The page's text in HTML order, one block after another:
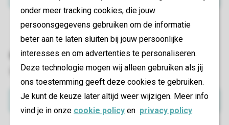
onder meer tracking cookies, die jouw
persoonsgegevens gebruiken om de informatie
beter aan te laten sluiten bij jouw persoonlijke
interesses en om advertenties te personaliseren.
Deze technologie mogen wij alleen gebruiken als jij
ons toestemming geeft deze cookies te gebruiken.
Je kunt de keuze later altijd weer wijzigen. Meer info
vind je in onze cookie policy en privacy policy.
Inschrijven
Enthousiast geworden? Schrijf je (of je kind) dan nu in!
Inschrijven